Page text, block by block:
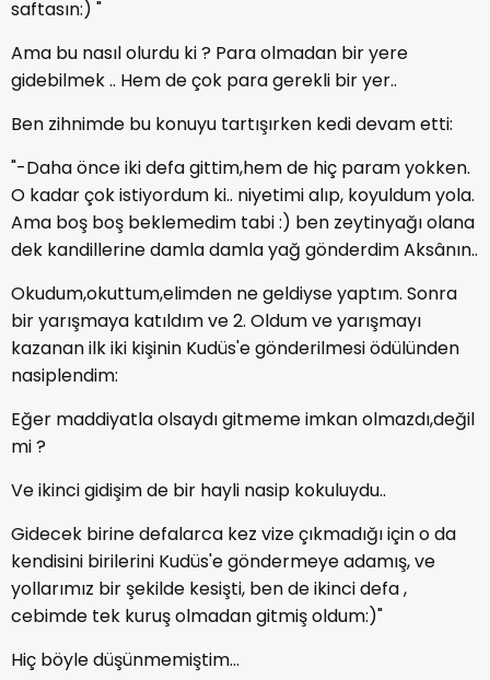
saftasın:) "
Ama bu nasıl olurdu ki ? Para olmadan bir yere
gidebilmek .. Hem de çok para gerekli bir yer..
Ben zihnimde bu konuyu tartışırken kedi devam etti:
"-Daha önce iki defa gittim,hem de hiç param yokken.
O kadar çok istiyordum ki.. niyetimi alıp, koyuldum yola.
Ama boş boş beklemedim tabi :) ben zeytinyağı olana
dek kandillerine damla damla yağ gönderdim Aksânın..
Okudum,okuttum,elimden ne geldiyse yaptım. Sonra
bir yarışmaya katıldım ve 2. Oldum ve yarışmayı
kazanan ilk iki kişinin Kudüs'e gönderilmesi ödülünden
nasiplendim:
Eğer maddiyatla olsaydı gitmeme imkan olmazdı,değil
mi ?
Ve ikinci gidişim de bir hayli nasip kokuluydu..
Gidecek birine defalarca kez vize çıkmadığı için o da
kendisini birilerini Kudüs'e göndermeye adamış, ve
yollarımız bir şekilde kesişti, ben de ikinci defa ,
cebimde tek kuruş olmadan gitmiş oldum:)"
Hiç böyle düşünmemiştim...